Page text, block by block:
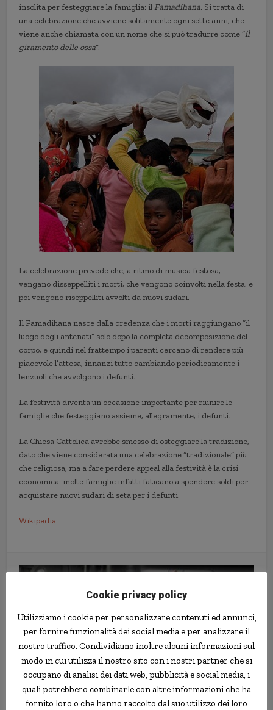
insolita per festeggiare la famiglia: ilFamadihana. Si tratta di
una celebrazione che avviene solitamente ogni sette anni, che
viene anche chiamata con un nome che si può tradurre come “il
giramento delle ossa”.
La celebrazione prevede che, a ritmo di musica festosa,
vengano disseppelliti i morti, che vengono coinvolti nella festa, e
poi vengono riseppelliti avvolti da nuovi sudari.
Il Famadihana nasce dalla credenza che i morti raggiungano “il
luogo degli antenati” solo dopo la completa decomposizione del
corpo, e quindi nel frattempo i parenti cercano di rendere più
piacevole l’attesa, innanzi tutto cambiando periodicamente i
lenzuoli che avvolgono i defunti.
La festività diventa un’occasione importante per riunire le
famiglie che festeggiano assieme, allegramente, i defunti.
La Chiesa Cattolica avrebbe smesso di osteggiare la tradizione,
dato che viene considerata una celebrazione “tradizionale” più
che religiosa, ma a fare perdere appeal alla festività è la crisi
economica: molte famiglie infatti faticano a spendere soldi per
acquistare nuovi sudari di seta per i defunti.
Wikipedia
La macchina da caffè da auto
Cookie privacy policy
Utilizziamo i cookie per personalizzare contenuti ed annunci,
per fornire funzionalità dei social media e per analizzare il
nostro traffico. Condividiamo inoltre alcuni informazioni sul
modo in cui utilizza il nostro sito con i nostri partner che si
occupano di analisi dei dati web, pubblicità e social media, i
quali potrebbero combinarle con altre informazioni che ha
fornito loro o che hanno raccolto dal suo utilizzo dei loro